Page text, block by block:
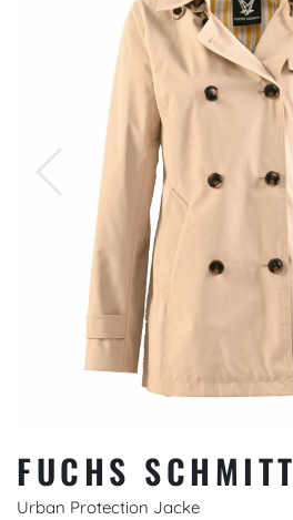
FUCHS SCHMITT
Urban Protection Jacke